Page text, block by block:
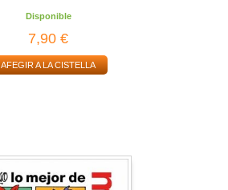
Disponible
7,90 €
AFEGIR A LA CISTELLA